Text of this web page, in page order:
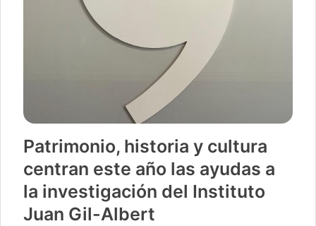
Patrimonio, historia y cultura
centran este año las ayudas a
la investigación del Instituto
Juan Gil-Albert